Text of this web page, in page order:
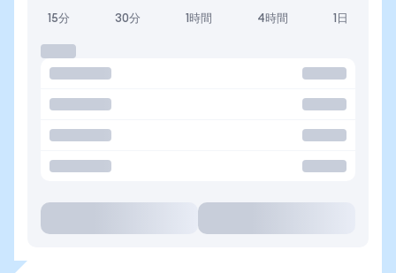
15分 30分 1時間 4時間 1日